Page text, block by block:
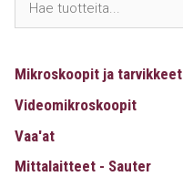
Mikroskoopit ja tarvikkeet
Videomikroskoopit
Vaa'at
Mittalaitteet - Sauter